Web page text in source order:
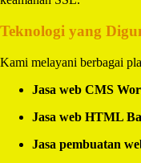
Teknologi yang
Kami melayani berbagai
Jasa web CMS
Jasa web HTML
Jasa pembuatan